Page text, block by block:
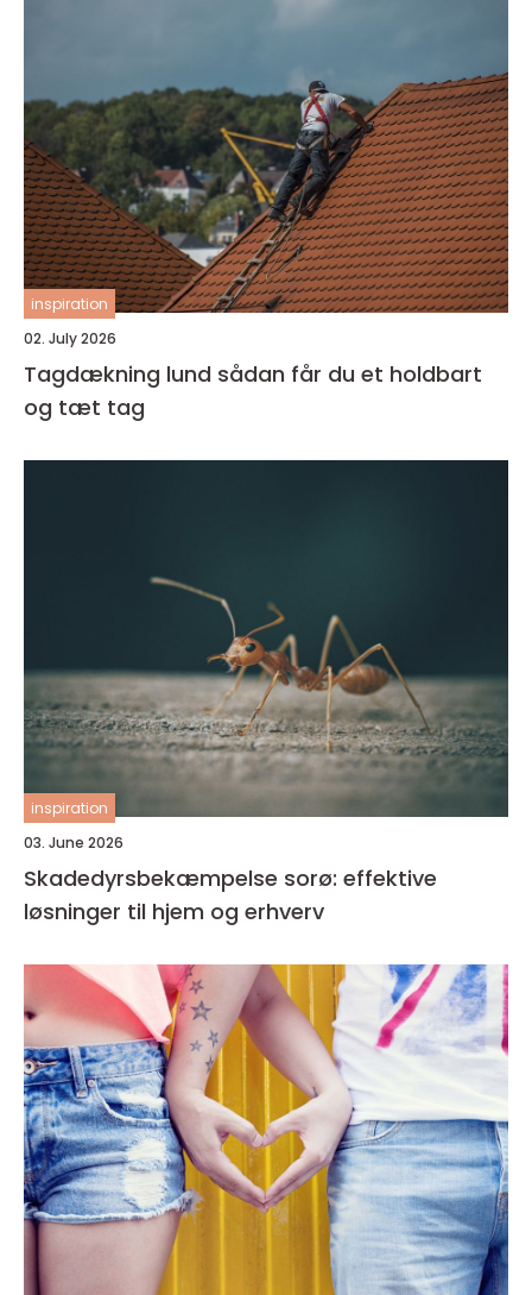
inspiration
02. July 2026
Tagdækning lund sådan får du et holdbart
og tæt tag
inspiration
03. June 2026
Skadedyrsbekæmpelse sorø: effektive
løsninger til hjem og erhverv